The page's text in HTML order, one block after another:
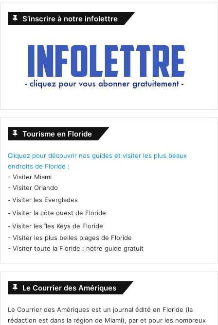
S’inscrire à notre infolettre
Tourisme en Floride
Cliquez pour découvrir nos guides et visiter les plus beaux
endroits de Floride :
- Visiter Miami
- Visiter Orlando
- Visiter les Everglades
- Visiter la côte ouest de Floride
- Visiter les îles Keys de Floride
- Visiter les plus belles plages de Floride
- Visiter toute la Floride : notre guide gratuit
Le Courrier des Amériques
Le Courrier des Amériques est un journal édité en Floride (la
rédaction est dans la région de Miami), par et pour les nombreux